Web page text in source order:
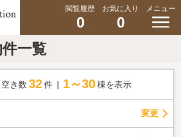
閲覧履歴
0
お気に入り
0
メニュー
一覧
空き数 32 件 1～30 棟を表示
変更